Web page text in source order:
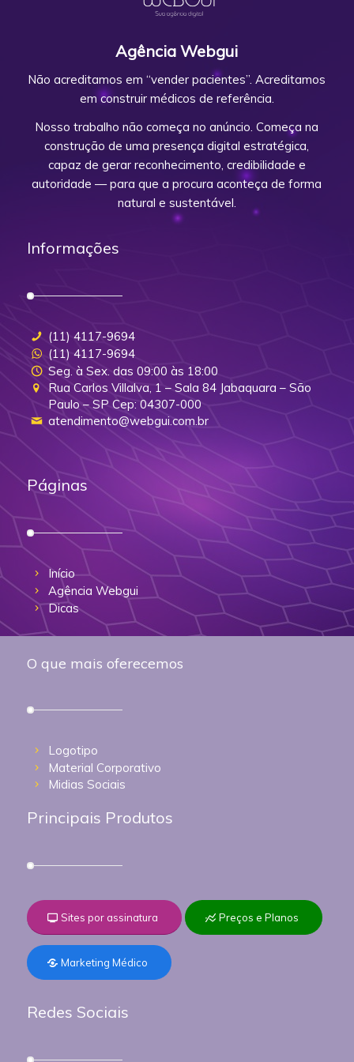
Agência Webgui
Não acreditamos em “vender pacientes”. Acreditamos
em construir médicos de referência.
Nosso trabalho não começa no anúncio. Começa na
construção de uma presença digital estratégica,
capaz de gerar reconhecimento, credibilidade e
autoridade — para que a procura aconteça de forma
natural e sustentável.
Informações
(11) 4117-9694
(11) 4117-9694
Seg. à Sex. das 09:00 às 18:00
Rua Carlos Villalva, 1 – Sala 84 Jabaquara – São
Paulo – SP Cep: 04307-000
atendimento@webgui.com.br
Páginas
Início
Agência Webgui
Dicas
O que mais oferecemos
Logotipo
Material Corporativo
Midias Sociais
Principais Produtos
Sites por assinatura Preços e Planos
Marketing Médico
Redes Sociais